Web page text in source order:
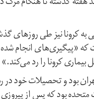
به کرونا نیز طی روزهای
«پیگیری‌های انجام
بیماری کرونا را رد می‌کند.»
اردبیلی متولد سال ۱۳۳۱ در تهران بود